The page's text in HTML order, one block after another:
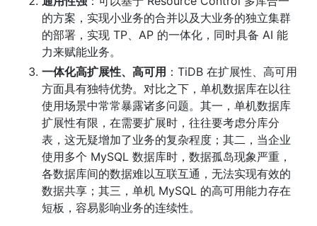
的方案，实现小业务的合并以及大业务的独立集群
的部署，实现 TP、AP 的一体化，同时具备 AI 能
力来赋能业务。
一体化高扩展性、高可用 ：TiDB 在扩展性、高可用
方面具有独特优势。对比之下，单机数据库在以往
使用场景中常常暴露诸多问题。其一，单机数据库
扩展性有限，在需要扩展时，往往要考虑分库分
表，这无疑增加了业务的复杂程度；其二，当企业
使用多个 MySQL 数据库时，数据孤岛现象严重，
各数据库间的数据难以互联互通，无法实现有效的
数据共享；其三，单机 MySQL 的高可用能力存在
短板，容易影响业务的连续性。